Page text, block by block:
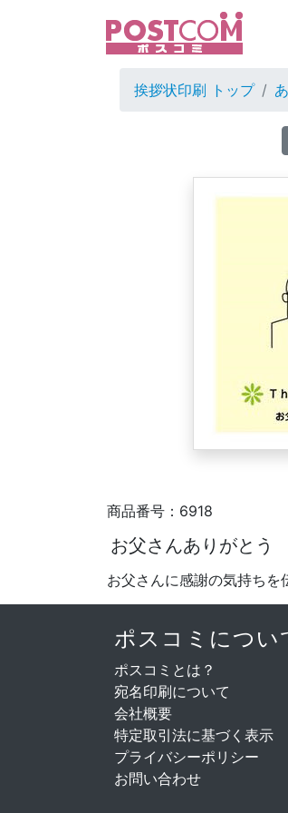
挨拶状印刷 トップ
商品番号：6918
お父さんありがとう
お父さんに感謝の気持ちを
ポスコミについ
ポスコミとは？
宛名印刷について
会社概要
特定取引法に基づく表示
プライバシーポリシー
お問い合わせ